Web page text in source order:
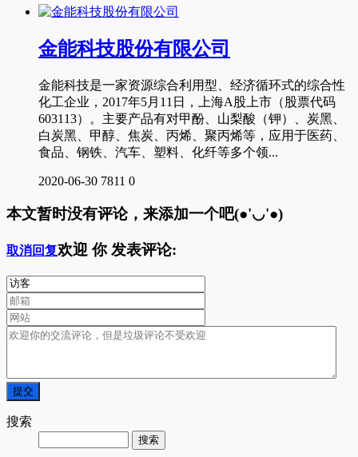
金能科技股份有限公司
金能科技是一家资源综合利用型、经济循环式的综合性
化工企业，2017年5月11日，上海A股上市（股票代码
603113）。主要产品有对甲酚、山梨酸（钾）、炭黑、
白炭黑、甲醇、焦炭、丙烯、聚丙烯等，应用于医药、
食品、钢铁、汽车、塑料、化纤等多个领...
2020-06-30 7811 0
本文暂时没有评论，来添加一个吧(●'◡'●)
取消回复欢迎 你发表评论:
搜索